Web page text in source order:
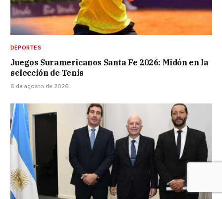
DEPORTES
Juegos Suramericanos Santa Fe 2026: Midón en la
selección de Tenis
6 de agosto de 2026